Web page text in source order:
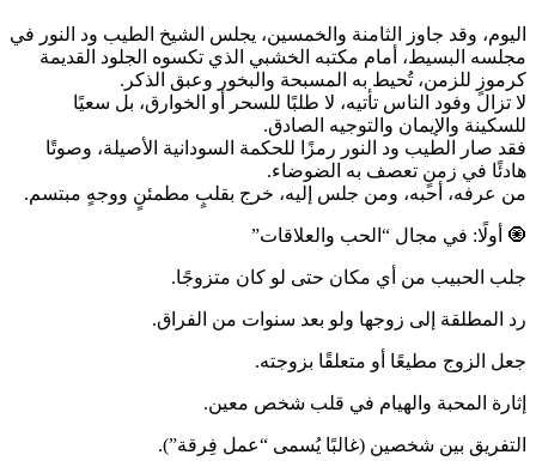
اليوم، وقد جاوز الثامنة والخمسين، يجلس الشيخ الطيب ود النور في
مجلسه البسيط، أمام مكتبه الخشبي الذي تكسوه الجلود القديمة
كرموزٍ للزمن، تُحيط به المسبحة والبخور وعبق الذكر.
لا تزال وفود الناس تأتيه، لا طلبًا للسحر أو الخوارق، بل سعيًا
للسكينة والإيمان والتوجيه الصادق.
فقد صار الطيب ود النور رمزًا للحكمة السودانية الأصيلة، وصوتًا
هادئًا في زمنٍ تعصف به الضوضاء.
من عرفه، أحبه، ومن جلس إليه، خرج بقلبٍ مطمئنٍ ووجهٍ مبتسم.
🧿 أولًا: في مجال “الحب والعلاقات”
جلب الحبيب من أي مكان حتى لو كان متزوجًا.
رد المطلقة إلى زوجها ولو بعد سنوات من الفراق.
جعل الزوج مطيعًا أو متعلقًا بزوجته.
إثارة المحبة والهيام في قلب شخص معين.
التفريق بين شخصين (غالبًا يُسمى “عمل فِرقة”).